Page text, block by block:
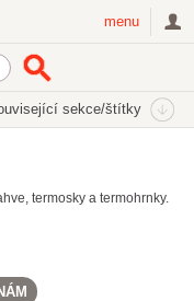
menu
sekce/štítky
související sekce
termosky a termohrnky.